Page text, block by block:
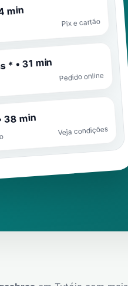
min
Pix e cartão
* • 31 min
Pedido online
38 min
Veja condições